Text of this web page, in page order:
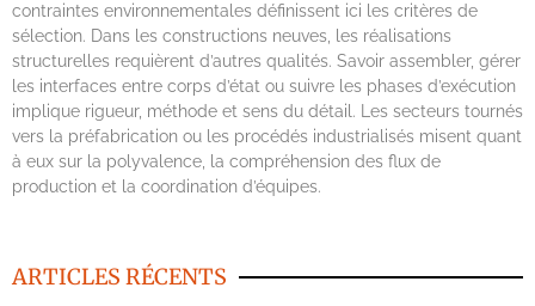
contraintes environnementales définissent ici les critères de
sélection. Dans les constructions neuves, les réalisations
structurelles requièrent d’autres qualités. Savoir assembler, gérer
les interfaces entre corps d’état ou suivre les phases d’exécution
implique rigueur, méthode et sens du détail. Les secteurs tournés
vers la préfabrication ou les procédés industrialisés misent quant
à eux sur la polyvalence, la compréhension des flux de
production et la coordination d’équipes.
ARTICLES RÉCENTS